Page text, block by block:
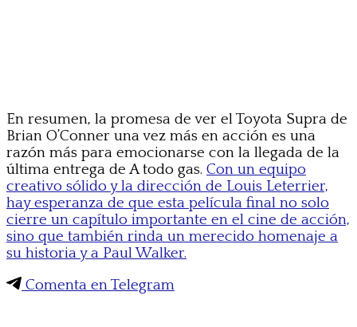
En resumen, la promesa de ver el Toyota Supra de
Brian O’Conner una vez más en acción es una
razón más para emocionarse con la llegada de la
última entrega de A todo gas. Con un equipo
creativo sólido y la dirección de Louis Leterrier,
hay esperanza de que esta película final no solo
cierre un capítulo importante en el cine de acción,
sino que también rinda un merecido homenaje a
su historia y a Paul Walker.
Comenta en Telegram